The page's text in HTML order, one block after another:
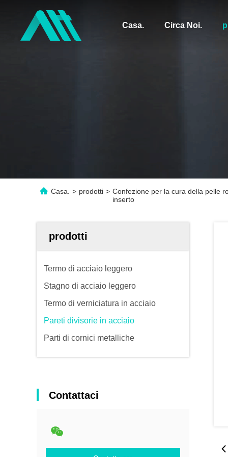
Casa. Circa Noi.
Casa. > prodotti > Confezione per la cura della pelle
inserto
prodotti
Termo di acciaio leggero
Stagno di acciaio leggero
Termo di verniciatura in acciaio
Pareti divisorie in acciaio
Parti di cornici metalliche
Contattaci